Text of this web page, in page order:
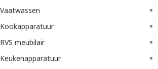
Vaatwassen
Kookapparatuur
RVS meubilair
Keukenapparatuur